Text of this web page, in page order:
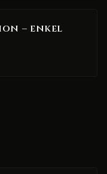
– enkel